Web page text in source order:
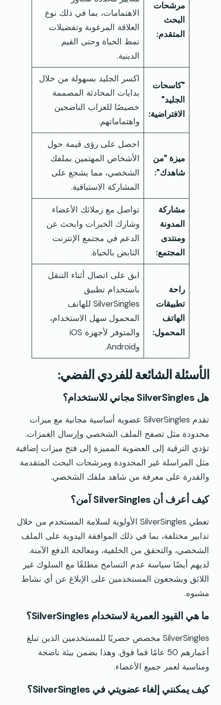
مرشحات
البحث
المتقدم:
الاهتمامات، بما في ذلك نوع
العلاقة المرغوبة وتفضيلات
نمط الحياة وحتى القيم
الدينية.
"كاسحات
الجليد"
الافتراضية:
اكسر الجليد بسهولة من خلال
بدايات المحادثة المصممة
خصيصًا للعزاب الناضجين
واهتماماتهم.
ميزة "من
شاهدك":
احصل على رؤى قيمة حول
الأشخاص المهتمين بملفك
الشخصي، مما يشجع على
المشاركة الاستباقية.
مشاركة
المدونة
ومنتدى
المجتمع:
تواصل مع زملائك الأعضاء
وشارك الخبرات وابحث عن
الدعم في مجتمع الإنترنت
النابض بالحياة.
راحة
تطبيقات
الهاتف
المحمول:
ابق على اتصال أثناء التنقل
باستخدام تطبيق
SilverSingles للهاتف
المحمول سهل الاستخدام،
والمتوفر لأجهزة iOS
وAndroid.
الأسئلة الشائعة للفردي الفضي:
هل SilverSingles مجاني للاستخدام؟
تقدم SilverSingles عضوية أساسية مجانية مع ميزات
محدودة مثل تصفح الملف الشخصي وإرسال الغمزات.
تؤدي الترقية إلى العضوية المميزة إلى فتح ميزات إضافية
مثل المراسلة غير المحدودة ومرشحات البحث المتقدمة
والقدرة على معرفة من شاهد ملفك الشخصي.
كيف أعرف أن SilverSingles آمن؟
تعطي SilverSingles الأولوية لسلامة المستخدم من خلال
تدابير مختلفة، بما في ذلك الموافقة اليدوية على الملف
الشخصي، والتحقق من الخلفية، ومعالجة الدفع الآمنة.
لديهم أيضًا سياسة عدم التسامح مطلقًا مع السلوك غير
اللائق ويشجعون المستخدمين على الإبلاغ عن أي نشاط
مشبوه.
ما هي القيود العمرية لاستخدام SilverSingles؟
SilverSingles مخصص حصريًا للمستخدمين الذين تبلغ
أعمارهم 50 عامًا فما فوق. وهذا يضمن بيئة ناضجة
ومناسبة لعمر جميع الأعضاء.
كيف يمكنني إلغاء عضويتي في SilverSingles؟